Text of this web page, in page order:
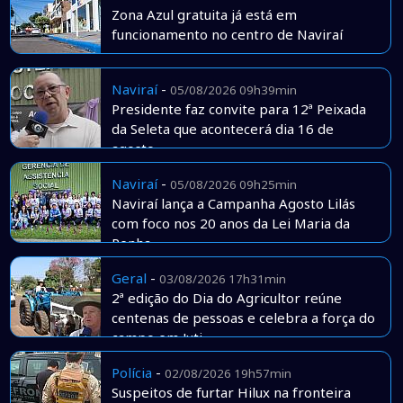
Zona Azul gratuita já está em
funcionamento no centro de Naviraí
Naviraí- 05/08/2026 09h39min
Presidente faz convite para 12ª Peixada
da Seleta que acontecerá dia 16 de
agosto
Naviraí- 05/08/2026 09h25min
Naviraí lança a Campanha Agosto Lilás
com foco nos 20 anos da Lei Maria da
Penha
Geral - 03/08/2026 17h31min
2ª edição do Dia do Agricultor reúne
centenas de pessoas e celebra a força do
campo em Juti
Polícia - 02/08/2026 19h57min
Suspeitos de furtar Hilux na fronteira